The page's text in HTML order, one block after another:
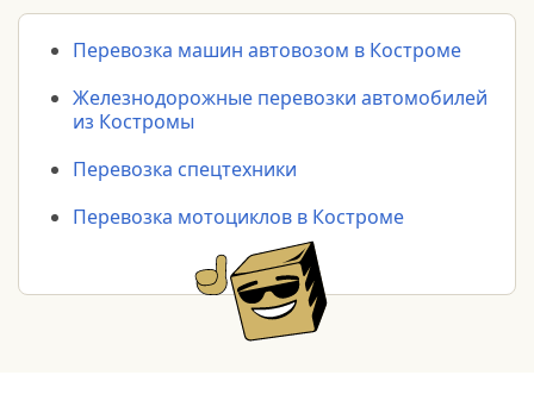
Перевозка машин автовозом в Костроме
Железнодорожные перевозки автомобилей
из Костромы
Перевозка спецтехники
Перевозка мотоциклов в Костроме